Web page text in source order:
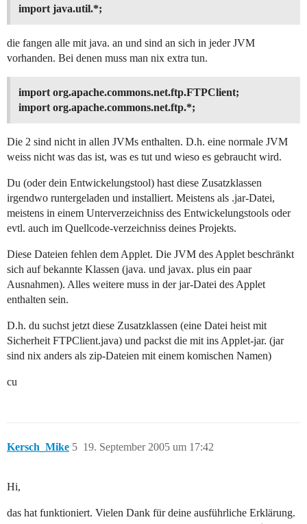
import java.util.*;
die fangen alle mit java. an und sind an sich in jeder JVM
vorhanden. Bei denen muss man nix extra tun.
import org.apache.commons.net.ftp.FTPClient;
import org.apache.commons.net.ftp.*;
Die 2 sind nicht in allen JVMs enthalten. D.h. eine normale JVM
weiss nicht was das ist, was es tut und wieso es gebraucht wird.
Du (oder dein Entwickelungstool) hast diese Zusatzklassen
irgendwo runtergeladen und installiert. Meistens als .jar-Datei,
meistens in einem Unterverzeichniss des Entwickelungstools oder
evtl. auch im Quellcode-verzeichniss deines Projekts.
Diese Dateien fehlen dem Applet. Die JVM des Applet beschränkt
sich auf bekannte Klassen (java. und javax. plus ein paar
Ausnahmen). Alles weitere muss in der jar-Datei des Applet
enthalten sein.
D.h. du suchst jetzt diese Zusatzklassen (eine Datei heist mit
Sicherheit FTPClient.java) und packst die mit ins Applet-jar. (jar
sind nix anders als zip-Dateien mit einem komischen Namen)
cu
Kersch_Mike 19. September 2005 um 17:42
5
Hi,
das hat funktioniert. Vielen Dank für deine ausführliche Erklärung.